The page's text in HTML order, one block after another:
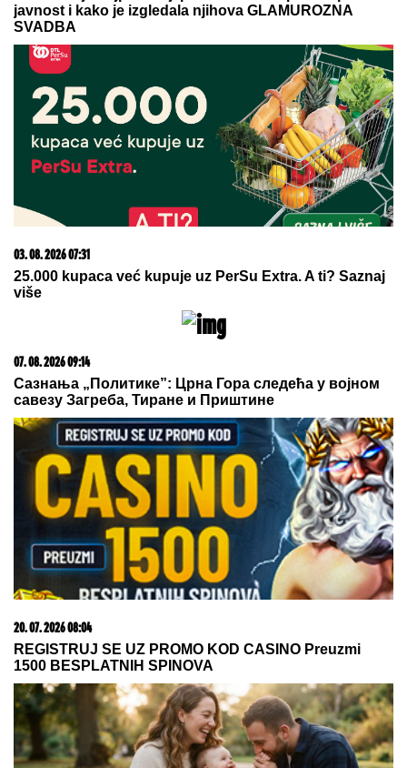
Šok izjava ćerke pokojnog pevačca! Zaprepastila
javnost: Jesam sponzoruša i skupa sam
Većina građana izgubi novac pre nego što stigne na
letovanje - ovih 7 troškova skoro niko ne planira
07. 08. 2026 07:10
ZENDAJA I TOM HOLAND SVE VREME KRILI BRAK?
javnost i kako je izgledala njihova GLAMUROZNA